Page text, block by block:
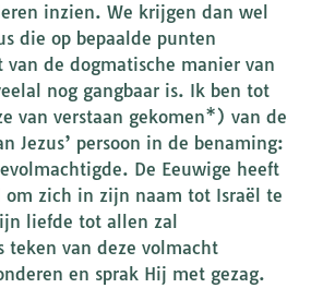
inzien. We krijgen dan wel
die op bepaalde punten
de dogmatische manier van
nog gangbaar is. Ik ben tot
van verstaan gekomen*) van de
Jezus’ persoon in de benaming:
De Eeuwige heeft
om zich in zijn naam tot Israël te
liefde tot allen zal
teken van deze volmacht
en sprak Hij met gezag.